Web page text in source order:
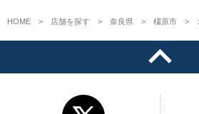
HOME 店舗を探す 奈良県 橿原市